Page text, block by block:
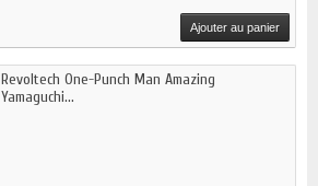
Ajouter au panier
Revoltech One-Punch Man Amazing
Yamaguchi...